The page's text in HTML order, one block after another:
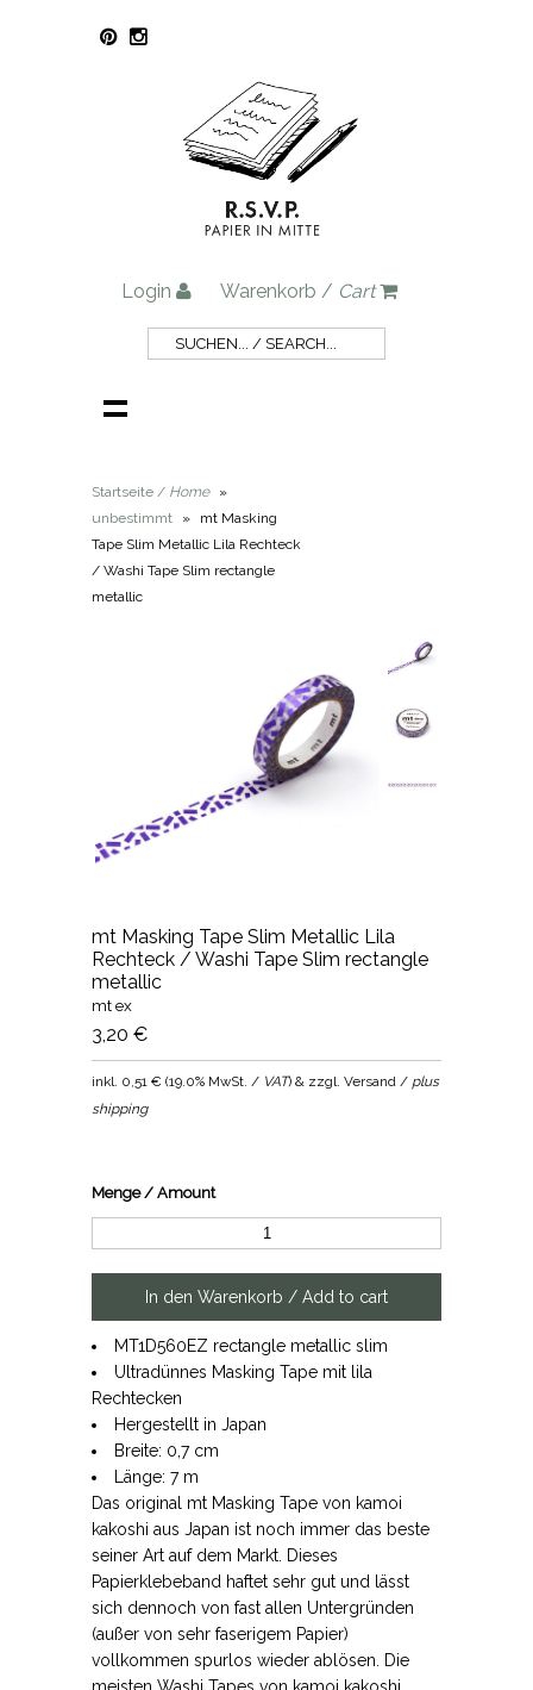
Login Warenkorb / Cart
Startseite / Home
»
unbestimmt
»
mt Masking
Tape Slim Metallic Lila Rechteck
/ Washi Tape Slim rectangle
metallic
mt Masking Tape Slim Metallic Lila
Rechteck / Washi Tape Slim rectangle
metallic
mt ex
3,20 €
inkl. 0,51 € (19.0% MwSt. / VAT) & zzgl. Versand / plus
shipping
Menge / Amount
MT1D560EZ rectangle metallic slim
Ultradünnes Masking Tape mit lila
Rechtecken
Hergestellt in Japan
Breite: 0,7 cm
Länge: 7 m
Das original mt Masking Tape von kamoi
kakoshi aus Japan ist noch immer das beste
seiner Art auf dem Markt. Dieses
Papierklebeband haftet sehr gut und lässt
sich dennoch von fast allen Untergründen
(außer von sehr faserigem Papier)
vollkommen spurlos wieder ablösen. Die
meisten Washi Tapes von kamoi kakoshi